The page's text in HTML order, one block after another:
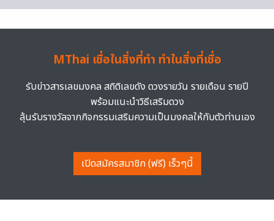
MThai เชื่อในสิ่งที่ทำ ทำในสิ่งที่เชื่อ
รับข่าวสารเลขมงคล สถิติเลขดัง ดวงรายวัน รายเดือน รายปี
พร้อมแนะนำวิธีเสริมดวง
ลุ้นรับรางวัลจากกิจกรรมเสริมความเป็นมงคลให้กับตัวท่านเอง
เปิดสมัครสมาชิก (ฟรี) เร็วๆนี้